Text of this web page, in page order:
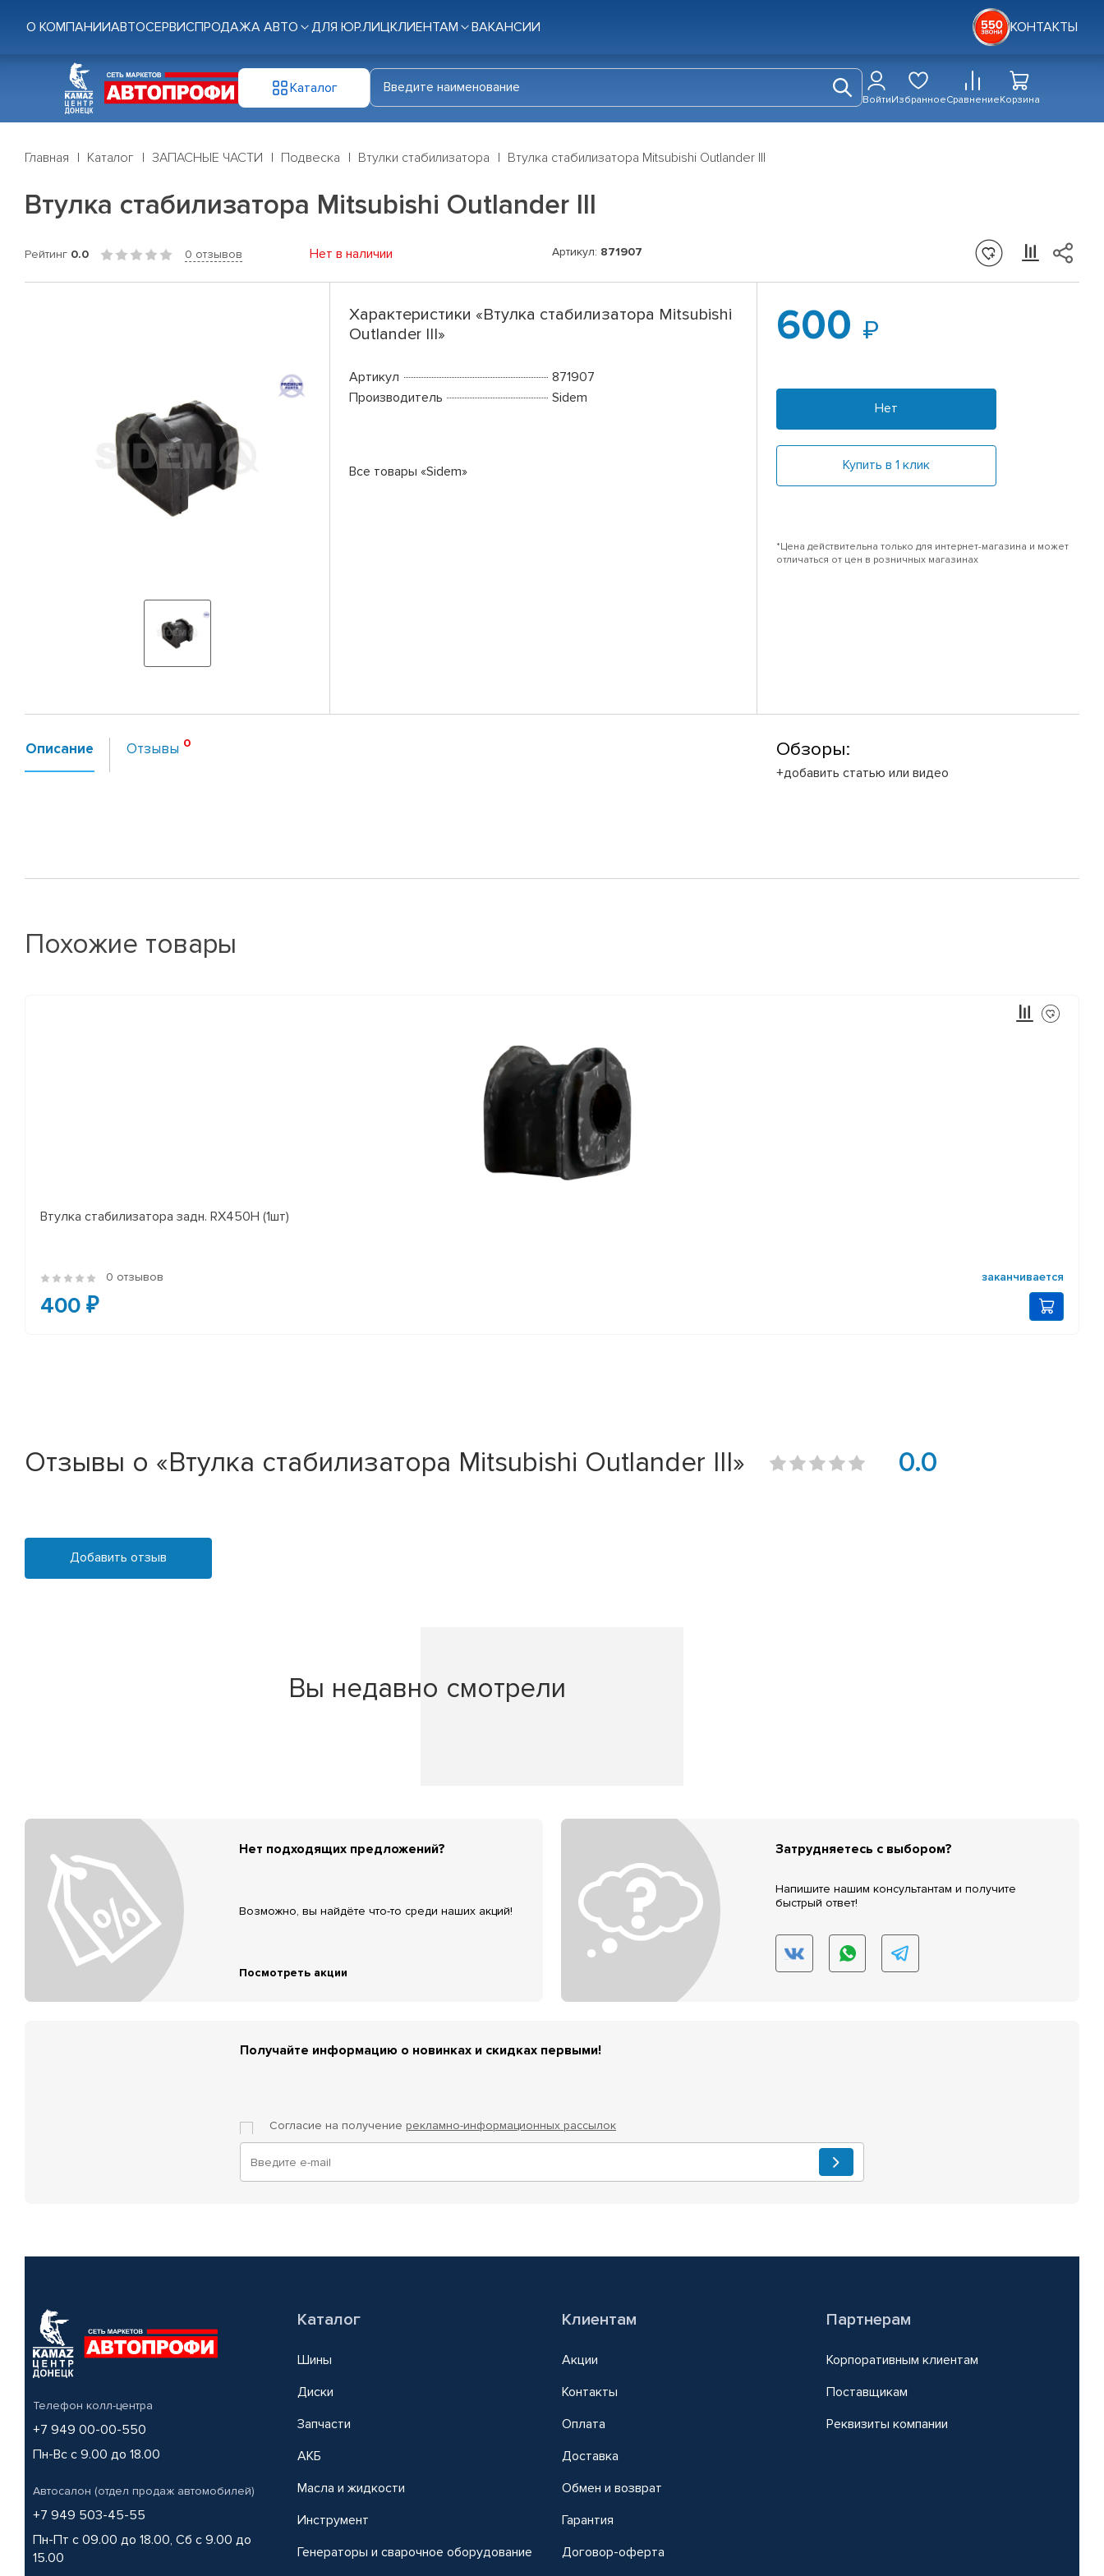
О КОМПАНИИАВТОСЕРВИСПРОДАЖА АВТО ДЛЯ ЮР.ЛИЦКЛИЕНТАМ ВАКАНСИИ КОНТАКТЫ
Каталог
ВойтиИзбранноеСравнениеКорзина
Главная Каталог ЗАПАСНЫЕ ЧАСТИ Подвеска Втулки стабилизатора Втулка стабилизатора Mitsubishi Outlander III
Втулка стабилизатора Mitsubishi Outlander III
Рейтинг 0.0 0 отзывов Нет в наличии Артикул: 871907
Характеристики «Втулка стабилизатора Mitsubishi
Outlander III»
Артикул
871907
Производитель
Sidem
Все товары «Sidem»
600
Нет
Купить в 1 клик
*Цена действительна только для интернет-магазина и может
отличаться от цен в розничных магазинах
Описание Отзывы Обзоры:
+добавить статью или видео
Похожие товары
Втулка стабилизатора задн. RX450H (1шт)
0 отзывов заканчивается
400 ₽
Отзывы о «Втулка стабилизатора Mitsubishi Outlander III» 0.0
Добавить отзыв
Вы недавно смотрели
Нет подходящих предложений?
Возможно, вы найдёте что-то среди наших акций!
Посмотреть акции
Затрудняетесь с выбором?
Напишите нашим консультантам и получите
быстрый ответ!
Получайте информацию о новинках и скидках первыми!
Согласие на получение рекламно-информационных рассылок
Телефон колл-центра
+7 949 00-00-550
Пн-Вс с 9.00 до 18.00
Автосалон (отдел продаж автомобилей)
+7 949 503-45-55
Пн-Пт с 09.00 до 18.00, Сб с 9.00 до
15.00
Каталог
Шины
Диски
Запчасти
АКБ
Масла и жидкости
Инструмент
Генераторы и сварочное оборудование
Клиентам
Акции
Контакты
Оплата
Доставка
Обмен и возврат
Гарантия
Договор-оферта
Партнерам
Корпоративным клиентам
Поставщикам
Реквизиты компании